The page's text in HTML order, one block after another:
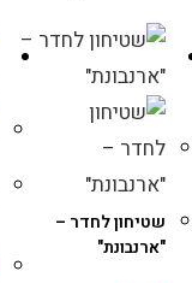
שטיחון לחדר –
"ארנבונת"